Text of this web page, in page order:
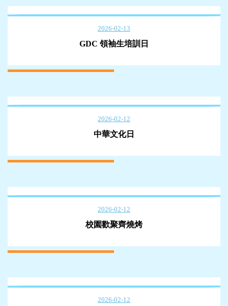
2026-02-13
GDC 領袖生培訓日
2026-02-12
中華文化日
2026-02-12
校園歡聚齊燒烤
2026-02-12